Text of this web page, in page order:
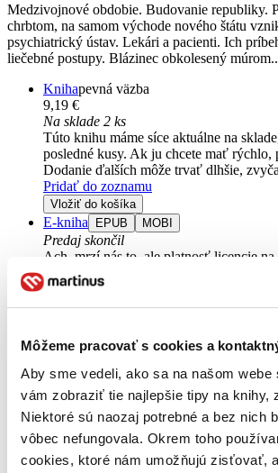
Môžeme pracovať s cookies a
Aby sme vedeli, ako sa na našom webe
vám zobraziť tie najlepšie tipy na knihy,
Niektoré sú naozaj potrebné a bez nich
vôbec nefungovala. Okrem toho
cookies, ktoré nám umožňujú zisťovať,
Medzivojnové obdobie. Budovanie republiky.
chrbtom, na samom východe nového štátu
psychiatrický ústav. Lekári a pacienti. Ich
liečebné postupy. Blázinec obkolesený
Knihapevná väzba
9,19 €
Na sklade 2 ks
Túto knihu máme síce aktuálne na
posledné kusy. Ak ju chcete mať rýchlo,
Dodanie ďalších môže trvať dlhšie,
Pridať do zoznamu
Vložiť do košíka
E-kniha EPUB MOBI
Predaj skončil
Ach, mrzí nás to, ale platnosť licencie
vypršala. Nemôžeme ho už bohužiaľ
Pridať do zoznamu
Čítaná
Túto knihu sme vykúpili cez
výbornom stave.Rozdiel medzi touto
asi ani nespoznali. Knihu sme označili
na niektorých obaloch zanechať stopy.
5,90 €
Na sklade
Tento produkt síce máme aktuálne na
iba posledné kusy a ďalšie už nemá ani
možné, že bude onedlho úplne